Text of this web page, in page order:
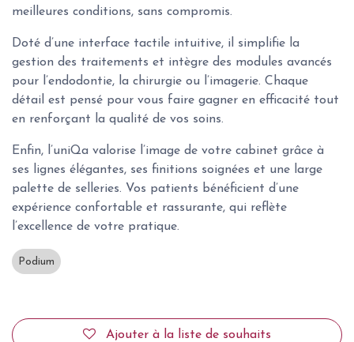
meilleures conditions, sans compromis.
Doté d’une interface tactile intuitive, il simplifie la
gestion des traitements et intègre des modules avancés
pour l’endodontie, la chirurgie ou l’imagerie. Chaque
détail est pensé pour vous faire gagner en efficacité tout
en renforçant la qualité de vos soins.
Enfin, l’uniQa valorise l’image de votre cabinet grâce à
ses lignes élégantes, ses finitions soignées et une large
palette de selleries. Vos patients bénéficient d’une
expérience confortable et rassurante, qui reflète
l’excellence de votre pratique.
Podium
Ajouter à la liste de souhaits